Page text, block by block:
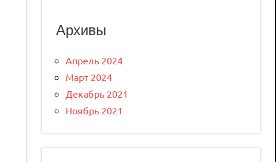
Архивы
Апрель 2024
Март 2024
Декабрь 2021
Ноябрь 2021